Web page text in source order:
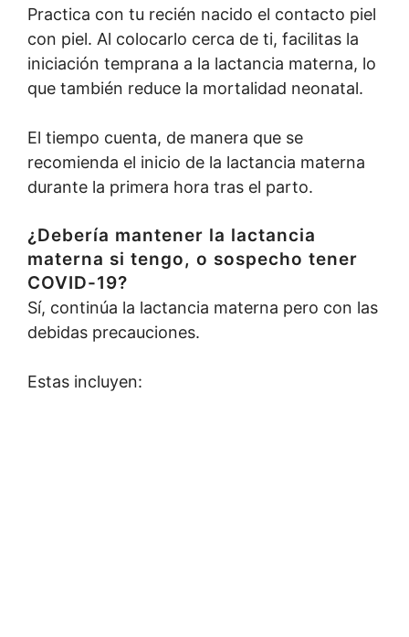
Practica con tu recién nacido el contacto piel
con piel. Al colocarlo cerca de ti, facilitas la
iniciación temprana a la lactancia materna, lo
que también reduce la mortalidad neonatal.
El tiempo cuenta, de manera que se
recomienda el inicio de la lactancia materna
durante la primera hora tras el parto.
¿Debería mantener la lactancia
materna si tengo, o sospecho tener
COVID-19?
Sí, continúa la lactancia materna pero con las
debidas precauciones.
Estas incluyen: